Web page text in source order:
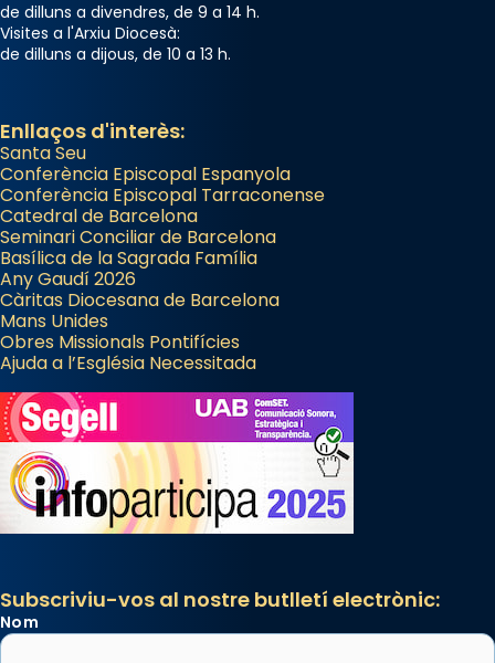
de dilluns a divendres, de 9 a 14 h.
Visites a l'Arxiu Diocesà:
de dilluns a dijous, de 10 a 13 h.
Enllaços d'interès:
Santa Seu
Conferència Episcopal Espanyola
Conferència Episcopal Tarraconense
Catedral de Barcelona
Seminari Conciliar de Barcelona
Basílica de la Sagrada Família
Any Gaudí 2026
Càritas Diocesana de Barcelona
Mans Unides
Obres Missionals Pontifícies
Ajuda a l’Església Necessitada
Subscriviu-vos al nostre butlletí electrònic:
Nom